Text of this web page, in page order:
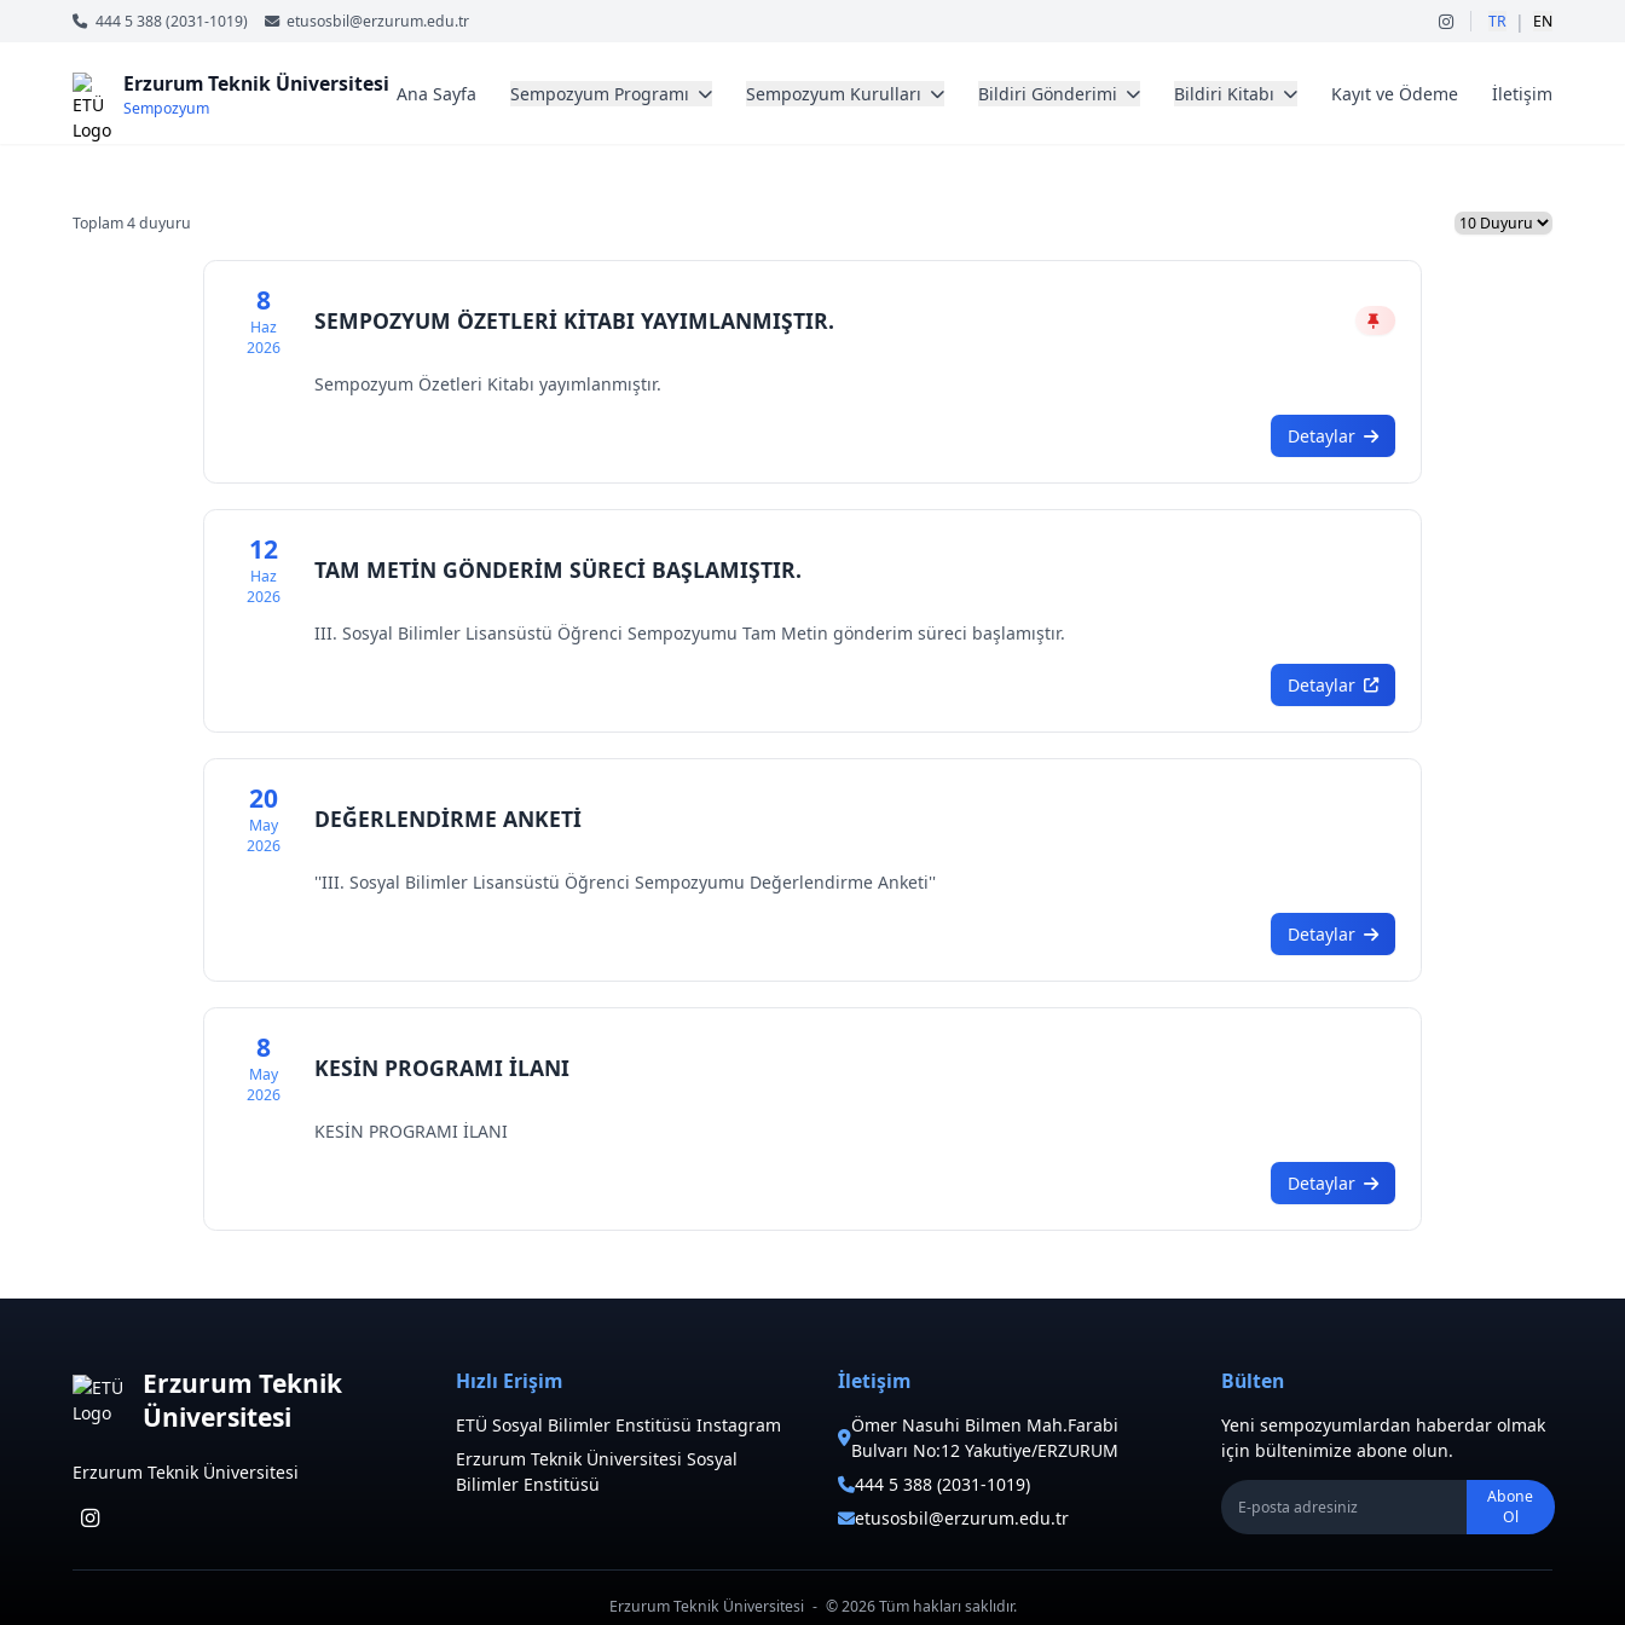
444 5 388 (2031-1019) etusosbil@erzurum.edu.tr TR | EN
Erzurum Teknik Üniversitesi
Sempozyum
Ana Sayfa Sempozyum Programı Sempozyum Kurulları Bildiri Gönderimi Bildiri Kitabı Kayıt ve Ödeme İletişim
Toplam 4 duyuru
8
Haz
2026
SEMPOZYUM ÖZETLERİ KİTABI YAYIMLANMIŞTIR.
Sempozyum Özetleri Kitabı yayımlanmıştır.
Detaylar
12
Haz
2026
TAM METİN GÖNDERİM SÜRECİ BAŞLAMIŞTIR.
III. Sosyal Bilimler Lisansüstü Öğrenci Sempozyumu Tam Metin gönderim süreci başlamıştır.
Detaylar
20
May
2026
DEĞERLENDİRME ANKETİ
''III. Sosyal Bilimler Lisansüstü Öğrenci Sempozyumu Değerlendirme Anketi''
Detaylar
8
May
2026
KESİN PROGRAMI İLANI
KESİN PROGRAMI İLANI
Detaylar
Erzurum Teknik
Üniversitesi
Erzurum Teknik Üniversitesi
Hızlı Erişim
ETÜ Sosyal Bilimler Enstitüsü Instagram
Erzurum Teknik Üniversitesi Sosyal
Bilimler Enstitüsü
İletişim
Ömer Nasuhi Bilmen Mah.Farabi
Bulvarı No:12 Yakutiye/ERZURUM
444 5 388 (2031-1019)
etusosbil@erzurum.edu.tr
Bülten
Yeni sempozyumlardan haberdar olmak
için bültenimize abone olun.
Abone
Ol
Erzurum Teknik Üniversitesi - © 2026 Tüm hakları saklıdır.